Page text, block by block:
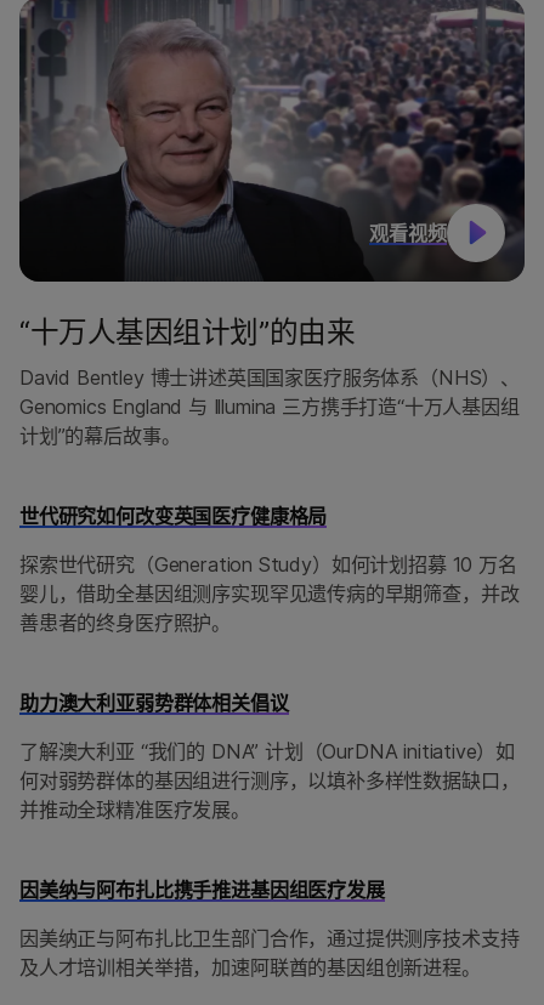
观看视频
“十万人基因组计划”的由来
David Bentley 博士讲述英国国家医疗服务体系（NHS）、
Genomics England 与 Illumina 三方携手打造“十万人基因组
计划”的幕后故事。
世代研究如何改变英国医疗健康格局
探索世代研究（Generation Study）如何计划招募 10 万名
婴儿，借助全基因组测序实现罕见遗传病的早期筛查，并改
善患者的终身医疗照护。
助力澳大利亚弱势群体相关倡议
了解澳大利亚 “我们的 DNA” 计划（OurDNA initiative）如
何对弱势群体的基因组进行测序，以填补多样性数据缺口，
并推动全球精准医疗发展。
因美纳与阿布扎比携手推进基因组医疗发展
因美纳正与阿布扎比卫生部门合作，通过提供测序技术支持
及人才培训相关举措，加速阿联酋的基因组创新进程。